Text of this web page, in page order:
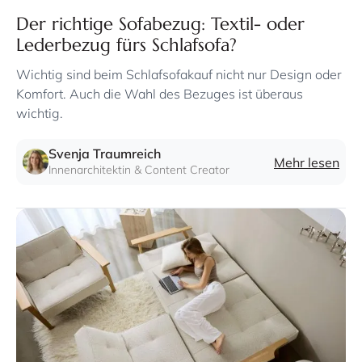
Der richtige Sofabezug: Textil- oder
Lederbezug fürs Schlafsofa?
Wichtig sind beim Schlafsofakauf nicht nur Design oder
Komfort. Auch die Wahl des Bezuges ist überaus
wichtig.
Svenja Traumreich
Innenarchitektin & Content Creator Mehr lesen